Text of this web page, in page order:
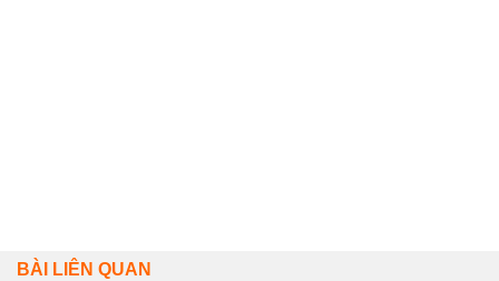
BÀI LIÊN QUAN